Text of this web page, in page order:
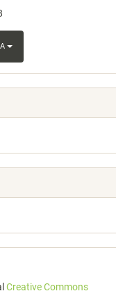
Creative Commons